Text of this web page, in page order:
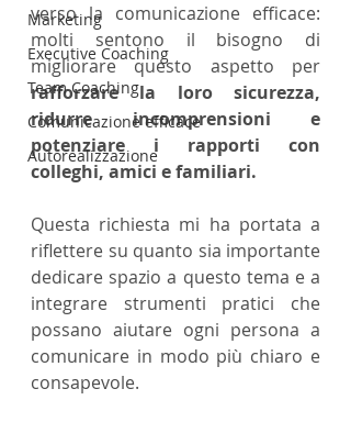
Marketing
Executive Coaching
Team Coaching
Comunicazione efficace
Autorealizzazione
verso la comunicazione efficace:
molti sentono il bisogno di
rafforzare la loro sicurezza,
ridurre incomprensioni e
potenziare i rapporti con
colleghi, amici e familiari.
Questa richiesta mi ha portata a
riflettere su quanto sia importante
dedicare spazio a questo tema e a
integrare strumenti pratici che
possano aiutare ogni persona a
comunicare in modo più chiaro e
consapevole.